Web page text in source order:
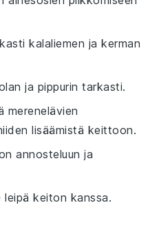
kalaliemen ja kerman
ja pippurin tarkasti.
merenelävien
lisäämistä keittoon.
annosteluun ja
leipä keiton kanssa.